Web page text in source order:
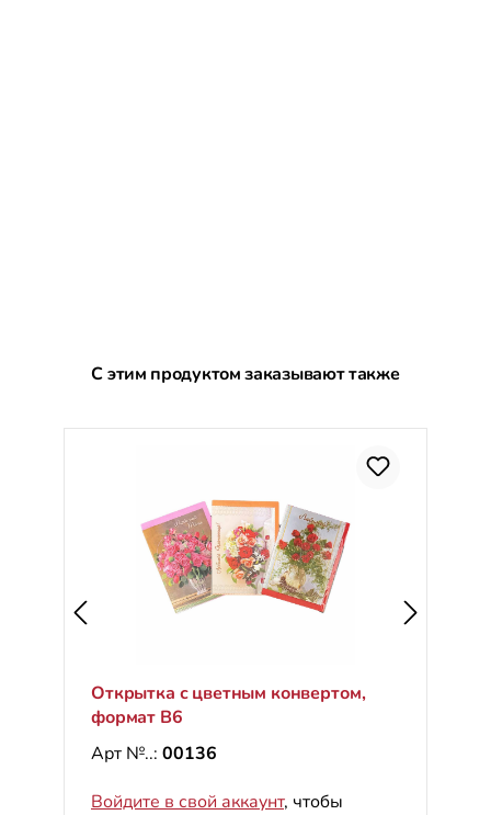
Пропустить галерею продуктов
С этим продуктом заказывают также
Открытка с цветным конвертом,
формат B6
Арт №..: 00136
Войдите в свой аккаунт, чтобы